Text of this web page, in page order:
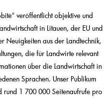
veröffentlicht objektive und
in Litauen, der EU und
aus der Landtechnik,
die für Landwirte relevant
über die Landwirtschaft in
Sprachen. Unser Publikum
rund 1 700 000 Seitenaufrufe pro